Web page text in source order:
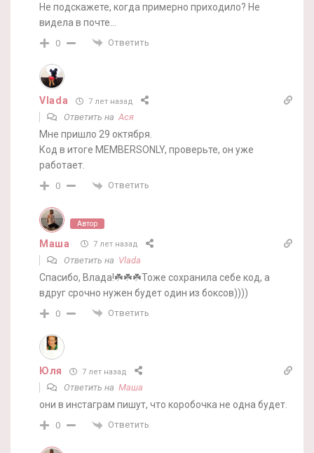
Не подскажете, когда примерно приходило? Не
видела в почте…
0 Ответить
Vlada 7 лет назад
Ответить наАся
Мне пришло 29 октября.
Код в итоге MEMBERSONLY, проверьте, он уже
работает.
0 Ответить
Автор
Маша 7 лет назад
Ответить на Vlada
Спасибо, Влада!☘️☘️☘️Тоже сохранила себе код, а
вдруг срочно нужен будет один из боксов))))
0 Ответить
Юля 7 лет назад
Ответить на Маша
они в инстаграм пишут, что коробочка не одна будет.
0 Ответить